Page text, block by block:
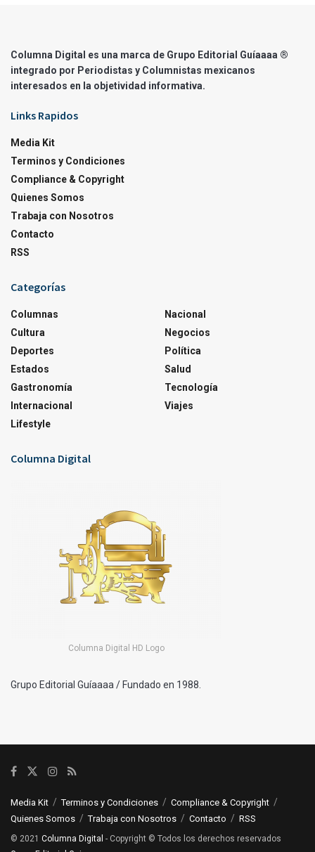
Columna Digital es una marca de Grupo Editorial Guíaaaa ®
integrado por Periodistas y Columnistas mexicanos
interesados en la objetividad informativa.
Links Rapidos
Media Kit
Terminos y Condiciones
Compliance & Copyright
Quienes Somos
Trabaja con Nosotros
Contacto
RSS
Categorías
Columnas
Cultura
Deportes
Estados
Gastronomía
Internacional
Lifestyle
Nacional
Negocios
Política
Salud
Tecnología
Viajes
Columna Digital
Columna Digital HD Logo
Grupo Editorial Guíaaaa / Fundado en 1988.
Media Kit Terminos y Condiciones
Compliance & Copyright
Quienes Somos
Trabaja con Nosotros Contacto RSS
© 2021 Columna Digital - Copyright © Todos los derechos reservados